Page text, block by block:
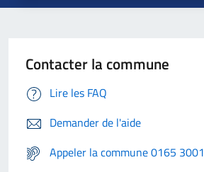
Contacter la commune
Lire les FAQ
Demander de l'aide
Appeler la commune 0165 3001